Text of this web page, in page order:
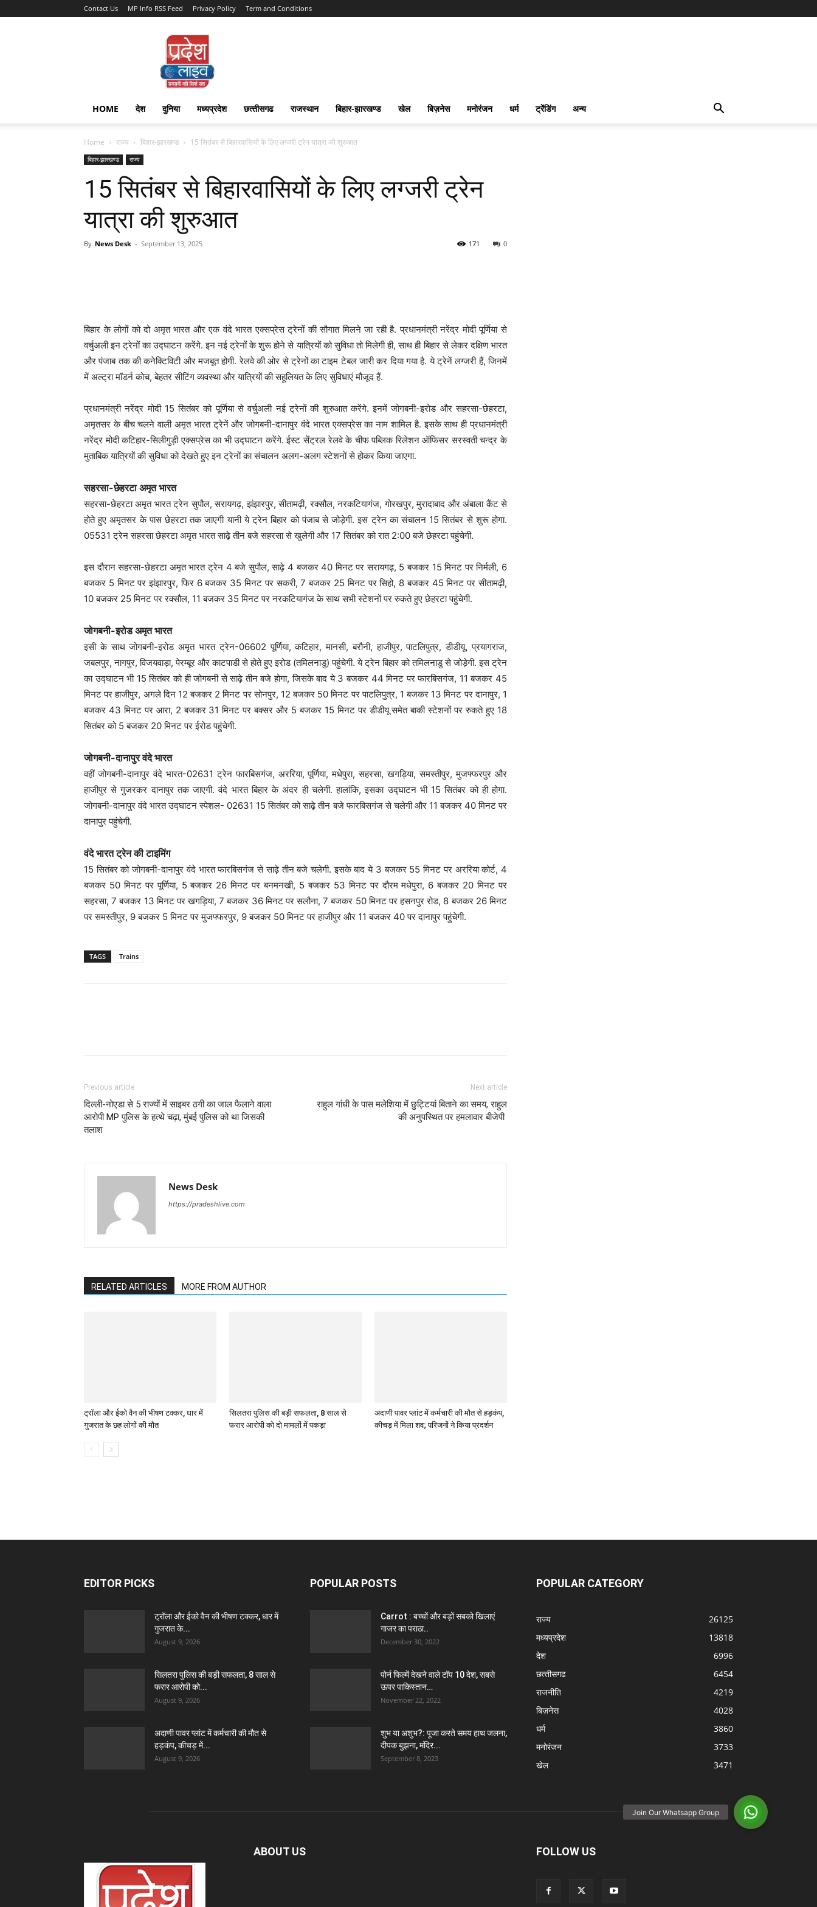
Contact Us MP Info RSS Feed Privacy Policy Term and Conditions
Pradesh
Live
HOME देश दुनिया मध्यप्रदेश छत्‍तीसगढ राजस्‍थान बिहार-झारखण्‍ड खेल बिज़नेस मनोरंजन धर्म ट्रेंडिंग अन्य
Home राज्‍य बिहार-झारखण्‍ड 15 सितंबर से बिहारवासियों के लिए लग्जरी ट्रेन यात्रा की शुरुआत
बिहार-झारखण्‍ड राज्‍य
15 सितंबर से बिहारवासियों के लिए लग्जरी ट्रेन
यात्रा की शुरुआत
By News Desk - September 13, 2025 0
171
बिहार के लोगों को दो अमृत भारत और एक वंदे भारत एक्सप्रेस ट्रेनों की सौगात मिलने जा रही है. प्रधानमंत्री नरेंद्र मोदी पूर्णिया से
वर्चुअली इन ट्रेनों का उद्घाटन करेंगे. इन नई ट्रेनों के शुरू होने से यात्रियों को सुविधा तो मिलेगी ही, साथ ही बिहार से लेकर दक्षिण भारत
और पंजाब तक की कनेक्टिविटी और मजबूत होगी. रेलवे की ओर से ट्रेनों का टाइम टेबल जारी कर दिया गया है. ये ट्रेनें लग्जरी हैं, जिनमें
में अल्ट्रा मॉडर्न कोच, बेहतर सीटिंग व्यवस्था और यात्रियों की सहूलियत के लिए सुविधाएं मौजूद हैं.
प्रधानमंत्री नरेंद्र मोदी 15 सितंबर को पूर्णिया से वर्चुअली नई ट्रेनों की शुरुआत करेंगे. इनमें जोगबनी-इरोड और सहरसा-छेहरटा,
अमृतसर के बीच चलने वाली अमृत भारत ट्रेनें और जोगबनी-दानापुर वंदे भारत एक्सप्रेस का नाम शामिल है. इसके साथ ही प्रधानमंत्री
नरेंद्र मोदी कटिहार-सिलीगुड़ी एक्सप्रेस का भी उद्घाटन करेंगे. ईस्ट सेंट्रल रेलवे के चीफ पब्लिक रिलेशन ऑफिसर सरस्वती चन्द्र के
मुताबिक यात्रियों की सुविधा को देखते हुए इन ट्रेनों का संचालन अलग-अलग स्टेशनों से होकर किया जाएगा.
सहरसा-छेहरटा अमृत भारत
सहरसा-छेहरटा अमृत भारत ट्रेन सुपौल, सरायगढ़, झंझारपुर, सीतामढ़ी, रक्सौल, नरकटियागंज, गोरखपुर, मुरादाबाद और अंबाला कैंट से
होते हुए अमृतसर के पास छेहरटा तक जाएगी यानी ये ट्रेन बिहार को पंजाब से जोड़ेगी. इस ट्रेन का संचालन 15 सितंबर से शुरू होगा.
05531 ट्रेन सहरसा छेहरटा अमृत भारत साढ़े तीन बजे सहरसा से खुलेगी और 17 सितंबर को रात 2:00 बजे छेहरटा पहुंचेगी.
इस दौरान सहरसा-छेहरटा अमृत भारत ट्रेन 4 बजे सुपौल, साढ़े 4 बजकर 40 मिनट पर सरायगढ़, 5 बजकर 15 मिनट पर निर्मली, 6
बजकर 5 मिनट पर झंझारपुर, फिर 6 बजकर 35 मिनट पर सकरी, 7 बजकर 25 मिनट पर सिहो, 8 बजकर 45 मिनट पर सीतामढ़ी,
10 बजकर 25 मिनट पर रक्सौल, 11 बजकर 35 मिनट पर नरकटियागंज के साथ सभी स्टेशनों पर रुकते हुए छेहरटा पहुंचेगी.
जोगबनी-इरोड अमृत भारत
इसी के साथ जोगबनी-इरोड अमृत भारत ट्रेन-06602 पूर्णिया, कटिहार, मानसी, बरौनी, हाजीपुर, पाटलिपुत्र, डीडीयू, प्रयागराज,
जबलपुर, नागपुर, विजयवाड़ा, पेरम्बूर और काटपाडी से होते हुए इरोड (तमिलनाडु) पहुंचेगी. ये ट्रेन बिहार को तमिलनाडु से जोड़ेगी. इस ट्रेन
का उद्घाटन भी 15 सितंबर को ही जोगबनी से साढ़े तीन बजे होगा, जिसके बाद ये 3 बजकर 44 मिनट पर फारबिसगंज, 11 बजकर 45
मिनट पर हाजीपुर, अगले दिन 12 बजकर 2 मिनट पर सोनपुर, 12 बजकर 50 मिनट पर पाटलिपुत्र, 1 बजकर 13 मिनट पर दानापुर, 1
बजकर 43 मिनट पर आरा, 2 बजकर 31 मिनट पर बक्सर और 5 बजकर 15 मिनट पर डीडीयू समेत बाकी स्टेशनों पर रुकते हुए 18
सितंबर को 5 बजकर 20 मिनट पर ईरोड पहुंचेगी.
जोगबनी-दानापुर वंदे भारत
वहीं जोगबनी-दानापुर वंदे भारत-02631 ट्रेन फारबिसगंज, अररिया, पूर्णिया, मधेपुरा, सहरसा, खगड़िया, समस्तीपुर, मुजफ्फरपुर और
हाजीपुर से गुजरकर दानापुर तक जाएगी. वंदे भारत बिहार के अंदर ही चलेगी. हालांकि, इसका उद्घाटन भी 15 सितंबर को ही होगा.
जोगबनी-दानापुर वंदे भारत उद्घाटन स्पेशल- 02631 15 सितंबर को साढ़े तीन बजे फारबिसगंज से चलेगी और 11 बजकर 40 मिनट पर
दानापुर पहुंचेगी.
वंदे भारत ट्रेन की टाइमिंग
15 सितंबर को जोगबनी-दानापुर वंदे भारत फारबिसगंज से साढ़े तीन बजे चलेगी. इसके बाद ये 3 बजकर 55 मिनट पर अररिया कोर्ट, 4
बजकर 50 मिनट पर पूर्णिया, 5 बजकर 26 मिनट पर बनमनखी, 5 बजकर 53 मिनट पर दौरम मधेपुरा, 6 बजकर 20 मिनट पर
सहरसा, 7 बजकर 13 मिनट पर खगड़िया, 7 बजकर 36 मिनट पर सलौना, 7 बजकर 50 मिनट पर हसनपुर रोड, 8 बजकर 26 मिनट
पर समस्तीपुर, 9 बजकर 5 मिनट पर मुजफ्फरपुर, 9 बजकर 50 मिनट पर हाजीपुर और 11 बजकर 40 पर दानापुर पहुंचेगी.
TAGS Trains
Previous article
दिल्ली-नोएडा से 5 राज्यों में साइबर ठगी का जाल फैलाने वाला
आरोपी MP पुलिस के हत्थे चढ़ा, मुंबई पुलिस को था जिसकी
तलाश
Next article
राहुल गांधी के पास मलेशिया में छुट्टियां बिताने का समय, राहुल
की अनुपस्थित पर हमलावार बीजेपी
News Desk
https://pradeshlive.com
RELATED ARTICLES MORE FROM AUTHOR
ट्रॉला और ईको वैन की भीषण टक्कर, धार में
गुजरात के छह लोगों की मौत
सिलतरा पुलिस की बड़ी सफलता, 8 साल से
फरार आरोपी को दो मामलों में पकड़ा
अदाणी पावर प्लांट में कर्मचारी की मौत से हड़कंप,
कीचड़ में मिला शव; परिजनों ने किया प्रदर्शन
EDITOR PICKS
ट्रॉला और ईको वैन की भीषण टक्कर, धार में
गुजरात के...
August 9, 2026
सिलतरा पुलिस की बड़ी सफलता, 8 साल से
फरार आरोपी को...
August 9, 2026
अदाणी पावर प्लांट में कर्मचारी की मौत से
हड़कंप, कीचड़ में...
August 9, 2026
POPULAR POSTS
Carrot : बच्चों और बड़ों सबको खिलाएं
गाजर का पराठा..
December 30, 2022
पोर्न फिल्में देखने वाले टॉप 10 देश, सबसे
ऊपर पाकिस्तान…
November 22, 2022
शुभ या अशुभ?: पूजा करते समय हाथ जलना,
दीपक बुझना, मंदिर...
September 8, 2023
POPULAR CATEGORY
राज्‍य
26125
मध्यप्रदेश
13818
देश
6996
छत्‍तीसगढ
6454
राजनीति
4219
बिज़नेस
4028
धर्म
3860
मनोरंजन
3733
खेल
3471
ABOUT US FOLLOW US